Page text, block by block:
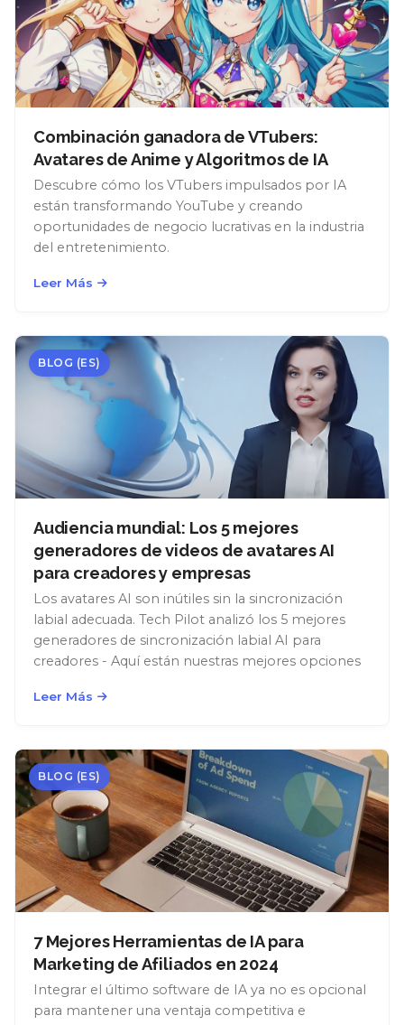
Combinación ganadora de VTubers:
Avatares de Anime y Algoritmos de IA
Descubre cómo los VTubers impulsados por IA
están transformando YouTube y creando
oportunidades de negocio lucrativas en la industria
del entretenimiento.
Leer Más
BLOG (ES)
Audiencia mundial: Los 5 mejores
generadores de videos de avatares AI
para creadores y empresas
Los avatares AI son inútiles sin la sincronización
labial adecuada. Tech Pilot analizó los 5 mejores
generadores de sincronización labial AI para
creadores - Aquí están nuestras mejores opciones
Leer Más
BLOG (ES)
7 Mejores Herramientas de IA para
Marketing de Afiliados en 2024
Integrar el último software de IA ya no es opcional
para mantener una ventaja competitiva e